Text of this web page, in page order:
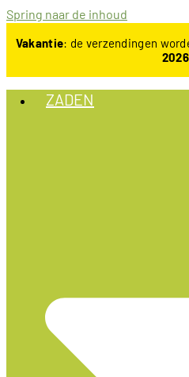
Spring naar de inhoud
Vakantie: de verzendingen
2026
ZADEN